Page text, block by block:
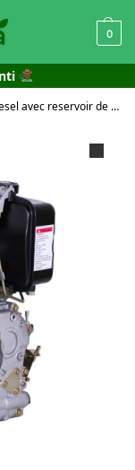
0
reservoir de carburant